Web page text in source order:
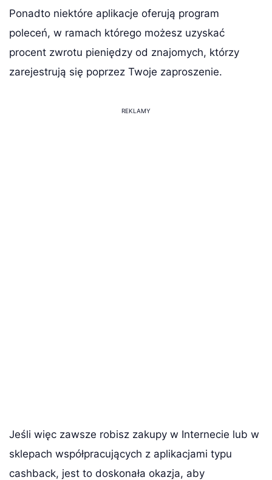
Ponadto niektóre aplikacje oferują program
poleceń, w ramach którego możesz uzyskać
procent zwrotu pieniędzy od znajomych, którzy
zarejestrują się poprzez Twoje zaproszenie.
REKLAMY
Jeśli więc zawsze robisz zakupy w Internecie lub w
sklepach współpracujących z aplikacjami typu
cashback, jest to doskonała okazja, aby